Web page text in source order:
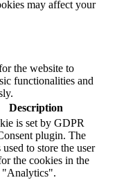
may affect your
the website to
functionalities and
Description
is set by GDPR
plugin. The
to store the user
the cookies in the
"Analytics".